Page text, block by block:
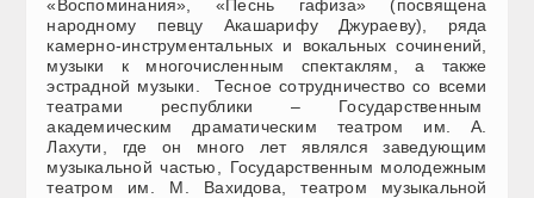
«Воспоминания», «Песнь гафиза» (посвящена
народному певцу Акашарифу Джураеву), ряда
камерно-инструментальных и вокальных сочинений,
музыки к многочисленным спектаклям, а также
эстрадной музыки. Тесное сотрудничество со всеми
театрами республики – Государственным
академическим драматическим театром им. А.
Лахути, где он много лет являлся заведующим
музыкальной частью, Государственным молодежным
театром им. М. Вахидова, театром музыкальной